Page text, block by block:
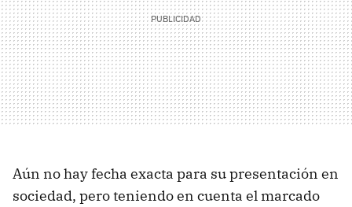
Aún no hay fecha exacta para su presentación en
sociedad, pero teniendo en cuenta el marcado